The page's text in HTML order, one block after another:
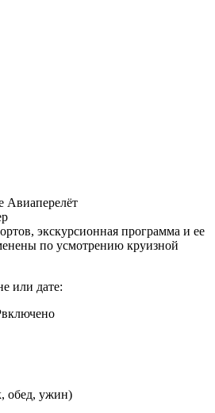
Авиаперелёт
экскурсионная программа и ее
по усмотрению круизной
или дате:
включено
обед, ужин)